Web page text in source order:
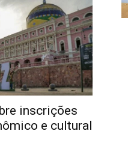
inscrições
e cultural